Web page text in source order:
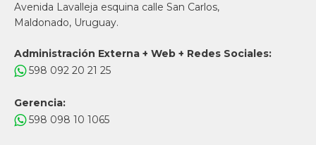
Avenida Lavalleja esquina calle San Carlos,
Maldonado, Uruguay.
Administración Externa + Web + Redes Sociales:
598 092 20 21 25
Gerencia:
598 098 10 1065